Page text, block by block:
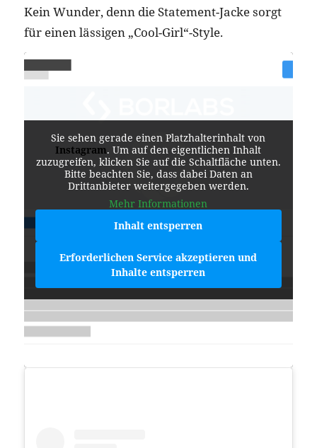
Kein Wunder, denn die Statement-Jacke sorgt
für einen lässigen „Cool-Girl“-Style.
Sie sehen gerade einen Platzhalterinhalt von
Instagram. Um auf den eigentlichen Inhalt
zuzugreifen, klicken Sie auf die Schaltfläche unten.
Bitte beachten Sie, dass dabei Daten an
Drittanbieter weitergegeben werden.
Mehr Informationen
Inhalt entsperren
Erforderlichen Service akzeptieren und
Inhalte entsperren